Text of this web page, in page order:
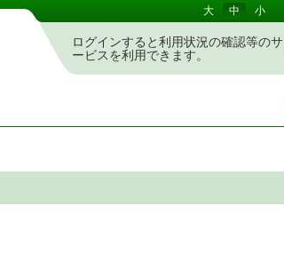
大 中 小
ログインすると利用状況の確認等のサ
ービスを利用できます。